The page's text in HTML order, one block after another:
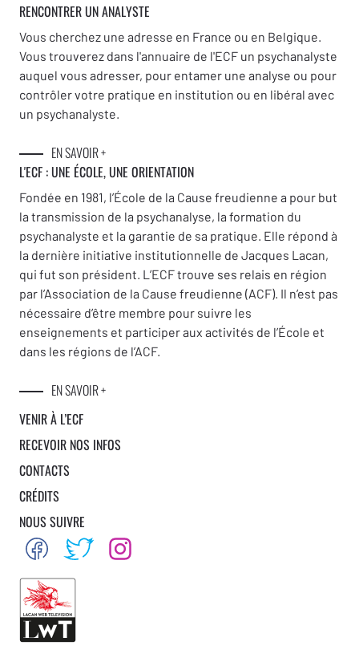
RENCONTRER UN ANALYSTE
Vous cherchez une adresse en France ou en Belgique.
Vous trouverez dans l'annuaire de l'ECF un psychanalyste
auquel vous adresser, pour entamer une analyse ou pour
contrôler votre pratique en institution ou en libéral avec
un psychanalyste.
EN SAVOIR +
L'ECF : UNE ÉCOLE, UNE ORIENTATION
Fondée en 1981, l’École de la Cause freudienne a pour but
la transmission de la psychanalyse, la formation du
psychanalyste et la garantie de sa pratique. Elle répond à
la dernière initiative institutionnelle de Jacques Lacan,
qui fut son président. L’ECF trouve ses relais en région
par l’Association de la Cause freudienne (ACF). Il n’est pas
nécessaire d’être membre pour suivre les
enseignements et participer aux activités de l’École et
dans les régions de l’ACF.
EN SAVOIR +
VENIR À L’ECF
RECEVOIR NOS INFOS
CONTACTS
CRÉDITS
NOUS SUIVRE